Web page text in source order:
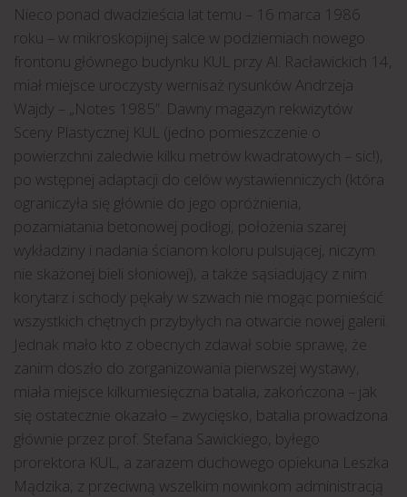
Nieco ponad dwadzieścia lat temu – 16 marca 1986
roku – w mikroskopijnej salce w podziemiach nowego
frontonu głównego budynku KUL przy Al. Racławickich 14,
miał miejsce uroczysty wernisaż rysunków Andrzeja
Wajdy – „Notes 1985”. Dawny magazyn rekwizytów
Sceny Plastycznej KUL (jedno pomieszczenie o
powierzchni zaledwie kilku metrów kwadratowych – sic!),
po wstępnej adaptacji do celów wystawienniczych (która
ograniczyła się głównie do jego opróżnienia,
pozamiatania betonowej podłogi, położenia szarej
wykładziny i nadania ścianom koloru pulsującej, niczym
nie skażonej bieli słoniowej), a także sąsiadujący z nim
korytarz i schody pękały w szwach nie mogąc pomieścić
wszystkich chętnych przybyłych na otwarcie nowej galerii.
Jednak mało kto z obecnych zdawał sobie sprawę, że
zanim doszło do zorganizowania pierwszej wystawy,
miała miejsce kilkumiesięczna batalia, zakończona – jak
się ostatecznie okazało – zwycięsko, batalia prowadzona
głównie przez prof. Stefana Sawickiego, byłego
prorektora KUL, a zarazem duchowego opiekuna Leszka
Mądzika, z przeciwną wszelkim nowinkom administracją